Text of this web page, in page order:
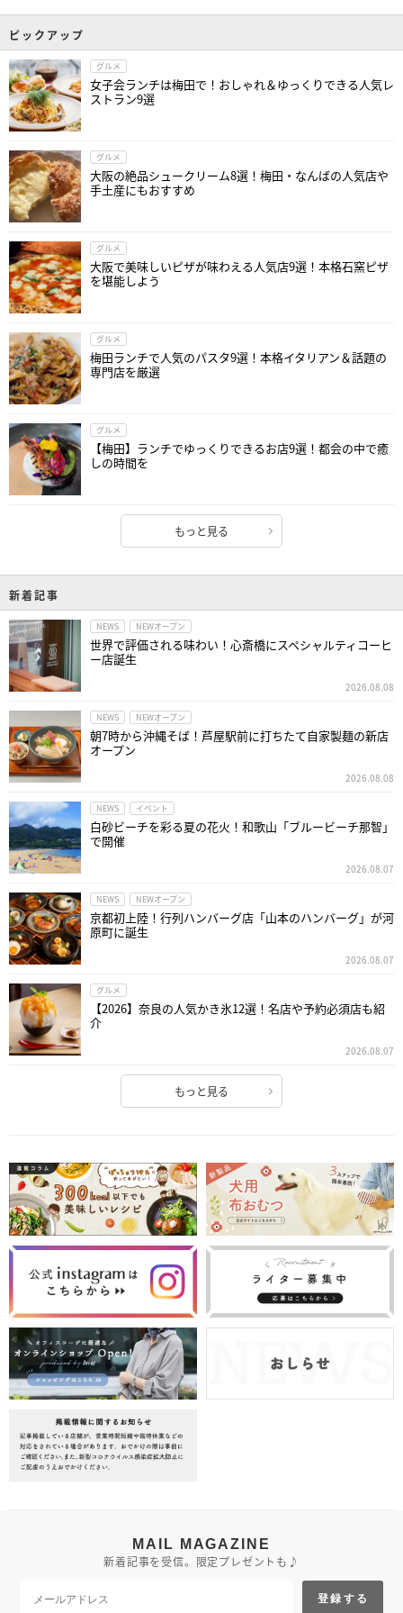
ピックアップ
グルメ
女子会ランチは梅田で！おしゃれ＆ゆっくりできる人気レ
ストラン9選
グルメ
大阪の絶品シュークリーム8選！梅田・なんばの人気店や
手土産にもおすすめ
グルメ
大阪で美味しいピザが味わえる人気店9選！本格石窯ピザ
を堪能しよう
グルメ
梅田ランチで人気のパスタ9選！本格イタリアン＆話題の
専門店を厳選
グルメ
【梅田】ランチでゆっくりできるお店9選！都会の中で癒
しの時間を
もっと見る
新着記事
NEWS NEWオープン
世界で評価される味わい！心斎橋にスペシャルティコーヒ
ー店誕生
2026.08.08
NEWS NEWオープン
朝7時から沖縄そば！芦屋駅前に打ちたて自家製麺の新店
オープン
2026.08.08
NEWS イベント
白砂ビーチを彩る夏の花火！和歌山「ブルービーチ那智」
で開催
2026.08.07
NEWS NEWオープン
京都初上陸！行列ハンバーグ店「山本のハンバーグ」が河
原町に誕生
2026.08.07
グルメ
【2026】奈良の人気かき氷12選！名店や予約必須店も紹
介
2026.08.07
もっと見る
MAIL MAGAZINE
新着記事を受信。限定プレゼントも♪
登録する